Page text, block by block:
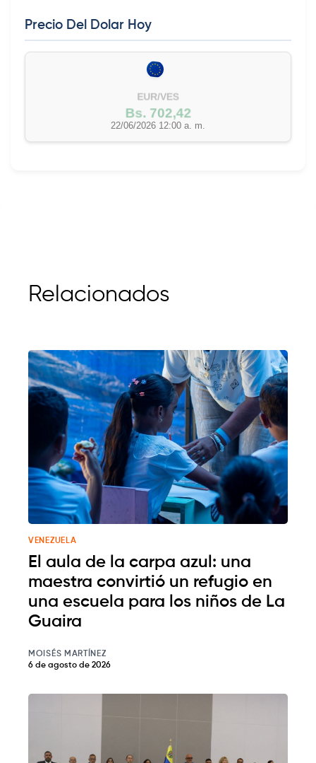
Precio Del Dolar Hoy
EUR/VES
Bs. 702,42
22/06/2026 12:00 a. m.
Relacionados
VENEZUELA
El aula de la carpa azul: una
maestra convirtió un refugio en
una escuela para los niños de La
Guaira
MOISÉS MARTÍNEZ
6 de agosto de 2026